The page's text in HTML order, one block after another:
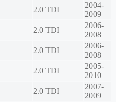
2.0 TDI
2004-
2009
2.0 TDI
2006-
2008
2.0 TDI
2006-
2008
2.0 TDI
2005-
2010
2.0 TDI
2007-
2009